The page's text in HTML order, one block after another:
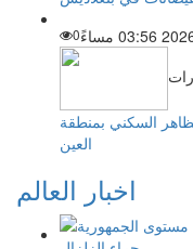
0
السكني بمنطقة
العين
اخبار العالم